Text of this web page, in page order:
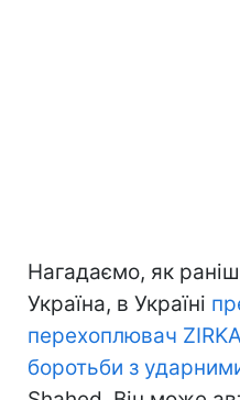
Нагадаємо, як
Україна, в Україні
перехоплювач
боротьби з